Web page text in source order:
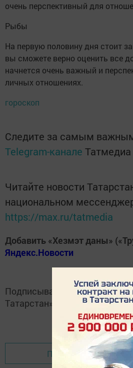
очень перспективный для
Рыбы
На первую половину дня стоит
вы сможете верно оценить все
начнется очень важный и
личных отношениях.
гороскоп
Следите за самым
Telegram-канале Татмедиа
Читайте новости
национальном
https://max.ru/tatmedia
Добавить «Хезмэт даны»
Яндекс.Новости
Подписывайтесь наTelegram-
Татарстан»
Перейти на страницу